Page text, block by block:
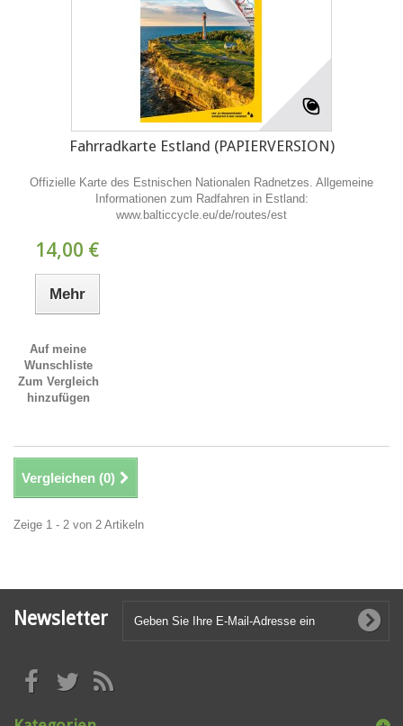
Fahrradkarte Estland (PAPIERVERSION)
Offizielle Karte des Estnischen Nationalen Radnetzes. Allgemeine
Informationen zum Radfahren in Estland:
www.balticcycle.eu/de/routes/est
14,00 €
Mehr
Auf meine
Wunschliste
Zum Vergleich
hinzufügen
Vergleichen (0)
Zeige 1 - 2 von 2 Artikeln
Newsletter